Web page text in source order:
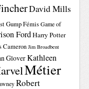
David Mills
GumpFémis Game of
FordHarry Potter
Cameron Jim Broadbent
GloverKathleen
Métier
Robert